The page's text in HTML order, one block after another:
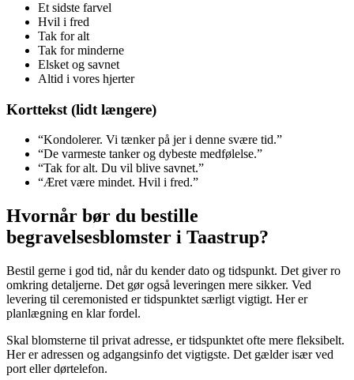
Et sidste farvel
Hvil i fred
Tak for alt
Tak for minderne
Elsket og savnet
Altid i vores hjerter
Korttekst (lidt længere)
“Kondolerer. Vi tænker på jer i denne svære tid.”
“De varmeste tanker og dybeste medfølelse.”
“Tak for alt. Du vil blive savnet.”
“Æret være mindet. Hvil i fred.”
Hvornår bør du bestille
begravelsesblomster i Taastrup?
Bestil gerne i god tid, når du kender dato og tidspunkt. Det giver ro
omkring detaljerne. Det gør også leveringen mere sikker. Ved
levering til ceremonisted er tidspunktet særligt vigtigt. Her er
planlægning en klar fordel.
Skal blomsterne til privat adresse, er tidspunktet ofte mere fleksibelt.
Her er adressen og adgangsinfo det vigtigste. Det gælder især ved
port eller dørtelefon.